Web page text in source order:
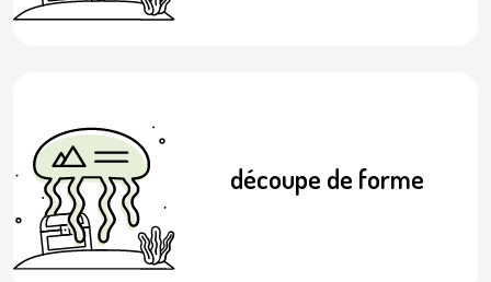
découpe de forme